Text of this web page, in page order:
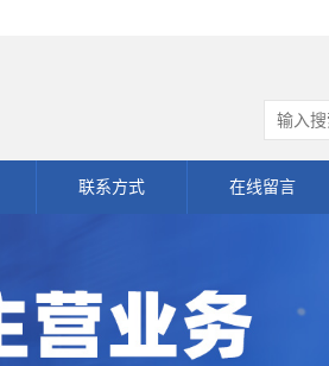
联系方式 在线留言